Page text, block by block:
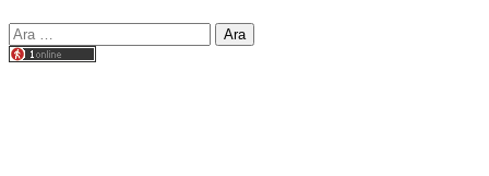
Arama: